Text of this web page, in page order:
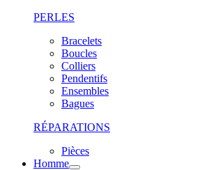
PERLES
Bracelets
Boucles
Colliers
Pendentifs
Ensembles
Bagues
RÉPARATIONS
Pièces
Homme